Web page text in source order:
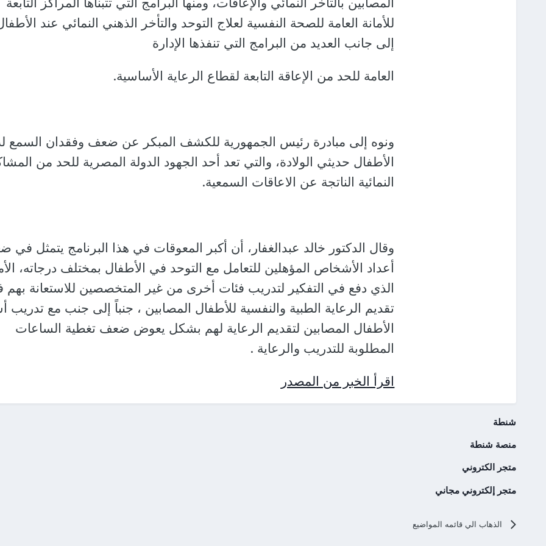
للأمانة العامة للصحة النفسية لعلاج التوحد والتأخر الذهني النمائي عند
إلى جانب العديد من البرامج التي تنفذها الإدارة
العامة للحد من الإعاقة التابعة لقطاع الرعاية الأساسية.
ونوه إلى مبادرة رئيس الجمهورية للكشف المبكر عن ضعف وفقدان السمع
الأطفال حديثي الولادة، والتي تعد أحد الجهود الدولة المصرية للحد من
النمائية الناتجة عن الاعاقات السمعية.
وقال الدكتور خالد عبدالغفار، أن أكبر المعوقات في هذا البرنامج يتمثل
أعداد الأشخاص المؤهلين للتعامل مع التوحد في الأطفال بمختلف درجاته،
الذي دفع في التفكير لتدريب فئات أخرى من غير المتخصصين للاستعانة بهم
تقديم الرعاية الطبية والنفسية للأطفال المصابين ، جنباً إلى جنب مع تدريب
الأطفال المصابين لتقديم الرعاية لهم بشكل يعوض ضعف تغطية الساعات
المطلوبة للتدريب والرعاية .
اقرأ الخبر من المصدر
شنطة
منصة شنطة
متجر الكتروني
متجر إلكتروني مجاني
الذهاب الي قائمه المواضيع